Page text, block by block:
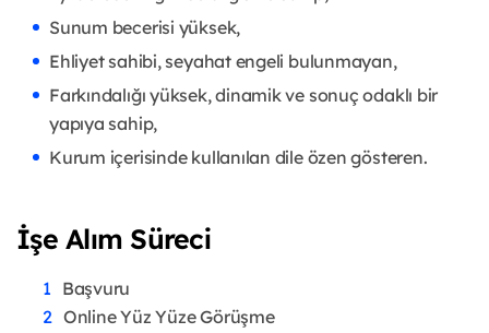
Sunum becerisi yüksek,
Ehliyet sahibi, seyahat engeli bulunmayan,
Farkındalığı yüksek, dinamik ve sonuç odaklı bir
yapıya sahip,
Kurum içerisinde kullanılan dile özen gösteren.
İşe Alım Süreci
Başvuru
Online Yüz Yüze Görüşme